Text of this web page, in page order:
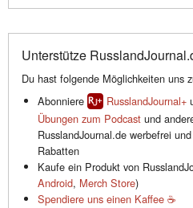
Unterstütze
Du hast folgende Möglichkeiten uns
Abonniere
RusslandJournal+
Übungen zum Podcast und
RusslandJournal.de werbefrei
Rabatten
Kaufe ein Produkt von
Android, Merch Store)
Spendiere uns einen Kaffee ☕️